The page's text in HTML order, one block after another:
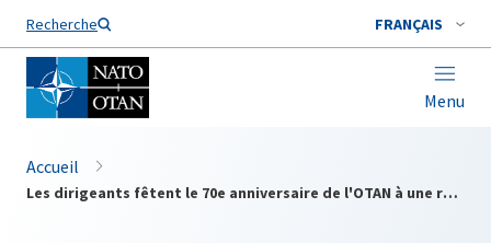
Recherche FRANÇAIS
Menu
Nom de famille*
Accueil
Les dirigeants fêtent le 70e anniversaire de l'OTAN à une réception à Buckingham Palace